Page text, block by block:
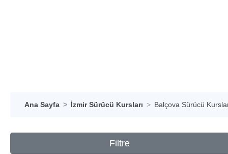
Ana Sayfa İzmir Sürücü Kursları Balçova Sürücü
Filtre